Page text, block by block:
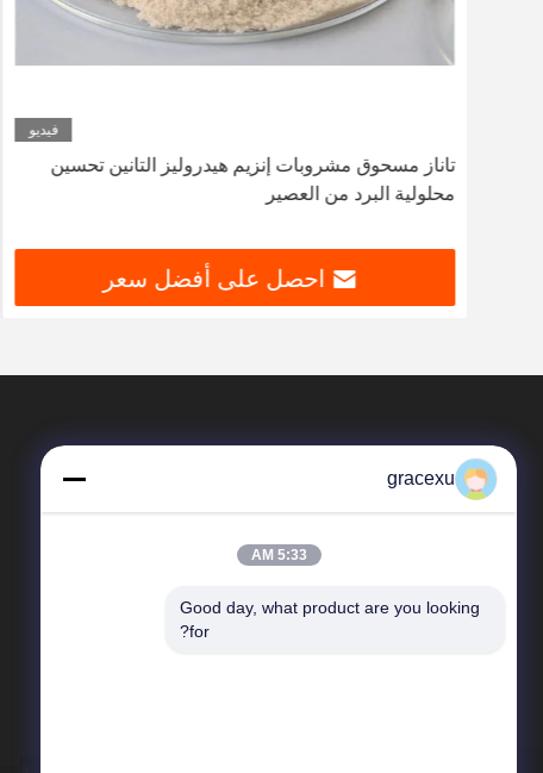
فيديو
تاناز مسحوق مشروبات إنزيم هيدروليز التانين تحسين
محلولية البرد من العصير
احصل على أفضل سعر
المنتجات
gracexu
5:33 AM
Good day, what product are you looking
for?